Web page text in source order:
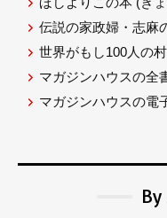
伝説の家政婦・志麻
世界がもし100人の
マガジンハウスの全
マガジンハウスの電